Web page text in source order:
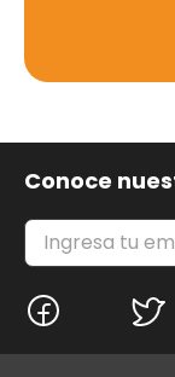
Conoce